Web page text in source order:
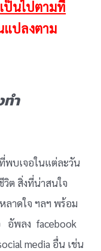
ป็นไปตามที่
แปลงตาม
ำ
ที่พบเจอในแต่ละวัน
ต สิ่งที่น่าสนใจ
ลาดใจ ฯลฯ พร้อม
อัพลง facebook
media อื่น เช่น